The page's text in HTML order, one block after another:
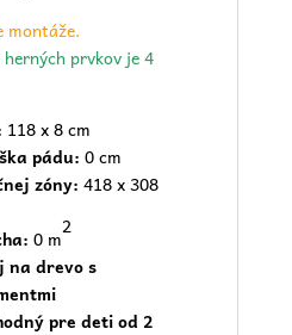
montáže.
prvkov je 4
118 x 8 cm
pádu: 0 cm
zóny: 418 x 308
0 m
2
na drevo s
pre deti od 2